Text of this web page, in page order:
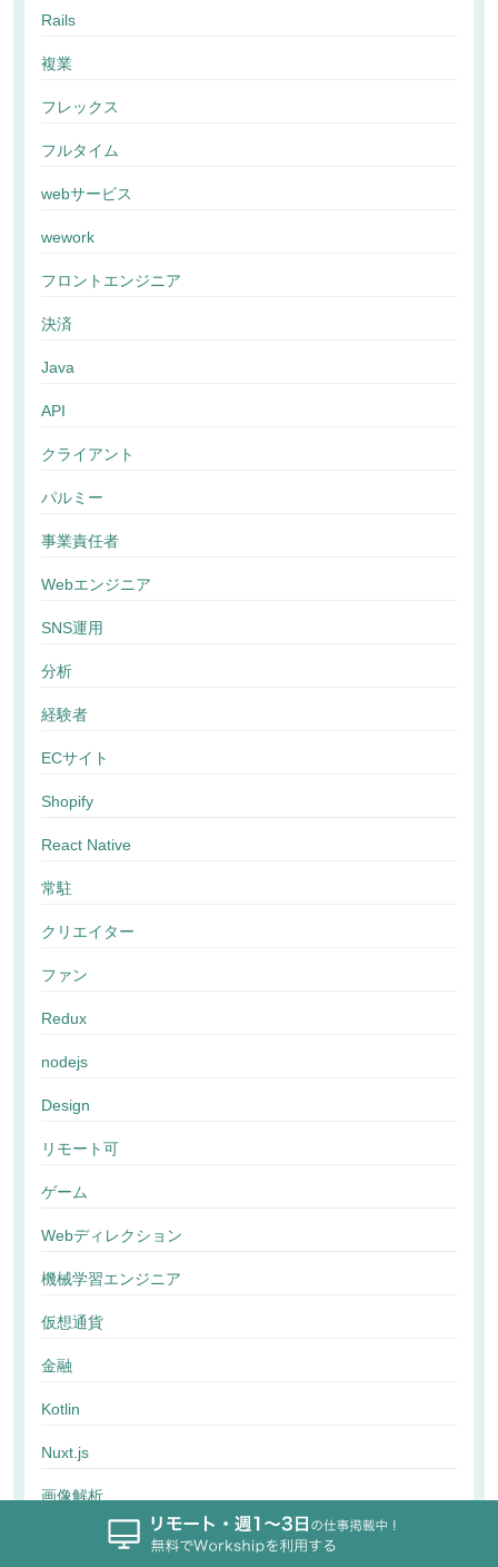
Rails
複業
フレックス
フルタイム
webサービス
wework
フロントエンジニア
決済
Java
API
クライアント
パルミー
事業責任者
Webエンジニア
SNS運用
分析
経験者
ECサイト
Shopify
React Native
常駐
クリエイター
ファン
Redux
nodejs
Design
リモート可
ゲーム
Webディレクション
機械学習エンジニア
仮想通貨
金融
Kotlin
Nuxt.js
画像解析